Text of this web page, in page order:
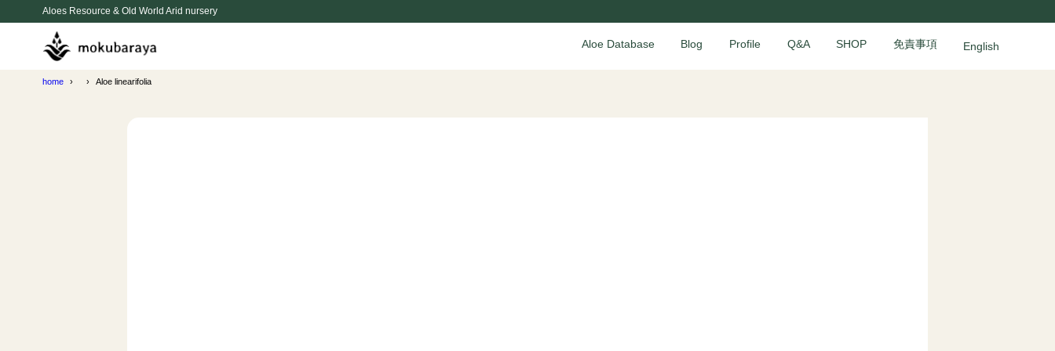
Aloes Resource & Old World Arid nursery
Aloe Database Blog Profile Q&A SHOP 免責事項 English
home Aloe linearifolia